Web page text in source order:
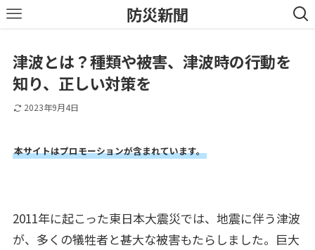
防災新聞
津波とは？種類や被害、津波時の行動を
知り、正しい対策を
2023年9月4日
本サイトはプロモーションが含まれています。
2011年に起こった東日本大震災では、地震に伴う津波
が、多くの犠牲者と甚大な被害もたらしました。巨大